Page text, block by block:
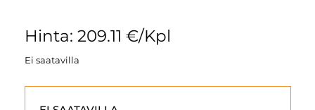
Hinta: 209.11 €/Kpl
Ei saatavilla